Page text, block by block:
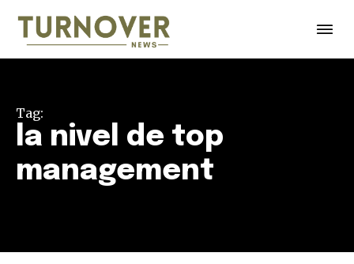
Tag:
la nivel de top
management